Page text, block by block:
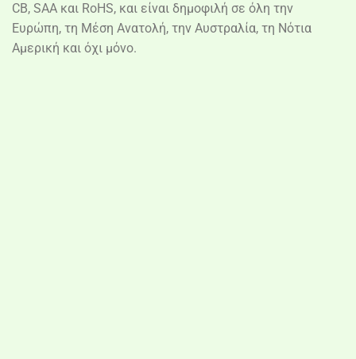
CB, SAA και RoHS, και είναι δημοφιλή σε όλη την
Ευρώπη, τη Μέση Ανατολή, την Αυστραλία, τη Νότια
Αμερική και όχι μόνο.